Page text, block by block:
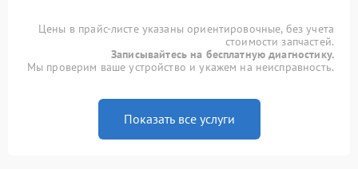
Цены в прайс-листе указаны ориентировочные, без учета
стоимости запчастей.
Записывайтесь на бесплатную диагностику.
Мы проверим ваше устройство и укажем на неисправность.
Показать все услуги